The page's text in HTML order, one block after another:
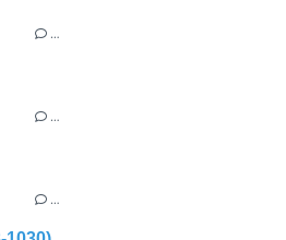
…
…
…